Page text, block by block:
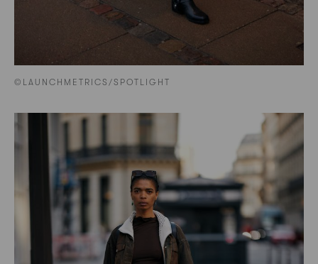
©LAUNCHMETRICS/SPOTLIGHT